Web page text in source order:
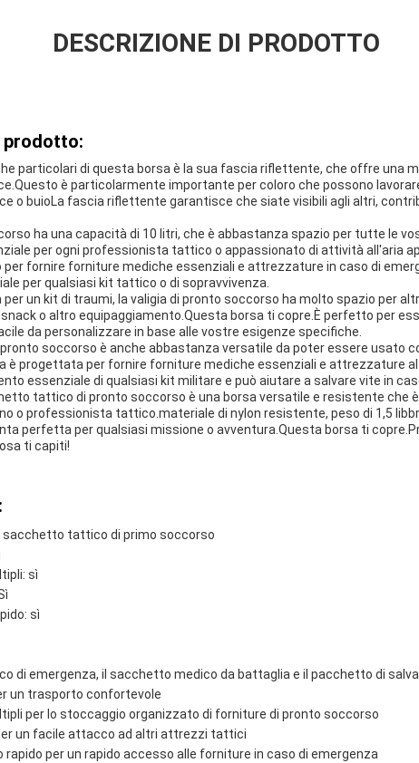
DESCRIZIONE DI PRODOTTO
prodotto:
particolari di questa borsa è la sua fascia riflettente, che offre una
è particolarmente importante per coloro che possono
o buioLa fascia riflettente garantisce che siate visibili agli altri,
ha una capacità di 10 litri, che è abbastanza spazio per tutte le
per ogni professionista tattico o appassionato di attività all'aria
fornire forniture mediche essenziali e attrezzature in caso di
per qualsiasi kit tattico o di sopravvivenza.
un kit di traumi, la valigia di pronto soccorso ha molto spazio per
o altro equipaggiamento.Questa borsa ti copre.È perfetto per
da personalizzare in base alle vostre esigenze specifiche.
soccorso è anche abbastanza versatile da poter essere usato
è progettata per fornire forniture mediche essenziali e attrezzature
essenziale di qualsiasi kit militare e può aiutare a salvare vite in
tattico di pronto soccorso è una borsa versatile e resistente che
o professionista tattico.materiale di nylon resistente, peso di 1,5
perfetta per qualsiasi missione o avventura.Questa borsa ti
ti capiti!
sacchetto tattico di primo soccorso
sì
sì
di emergenza, il sacchetto medico da battaglia e il pacchetto di
un trasporto confortevole
per lo stoccaggio organizzato di forniture di pronto soccorso
un facile attacco ad altri attrezzi tattici
rapido per un rapido accesso alle forniture in caso di emergenza